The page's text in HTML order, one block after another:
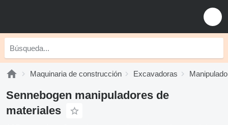
Maquinaria de construcción Excavadoras
Sennebogen manipuladores de
materiales